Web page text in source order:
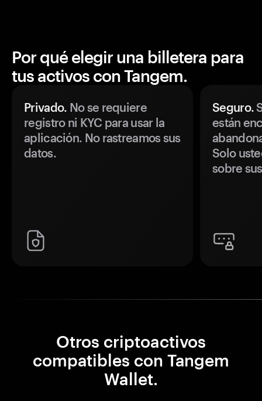
Por qué elegir una billetera para
tus activos con Tangem.
Privado. No se requiere
registro ni KYC para usar la
aplicación. No rastreamos sus
datos.
Seguro.
están
Solo
sobre
Otros criptoactivos
compatibles con Tangem
Wallet.